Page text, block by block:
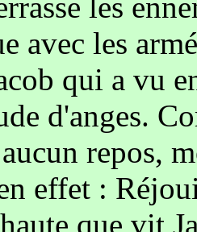
avec les
qui a vu
d'anges.
repos,
effet :
que vit